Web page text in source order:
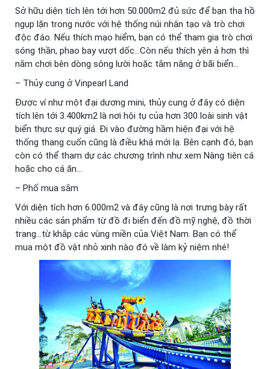
Sở hữu diện tích lên tới hơn 50.000m2 đủ sức để bạn tha hồ
ngụp lặn trong nước với hệ thống núi nhân tạo và trò chơi
độc đáo. Nếu thích mạo hiểm, bạn có thể tham gia trò chơi
sóng thần, phao bay vượt dốc…Còn nếu thích yên ả hơn thì
nằm chơi bên dòng sông lười hoặc tắm nắng ở bãi biển…
– Thủy cung ở Vinpearl Land
Được ví như một đại dương mini, thủy cung ở đây có diện
tích lên tới 3.400km2 là nơi hội tụ của hơn 300 loài sinh vật
biển thực sự quý giá. Đi vào đường hầm hiện đại với hệ
thống thang cuốn cũng là điều khá mới lạ. Bên cạnh đó, bạn
còn có thể tham dự các chương trình như xem Nàng tiên cá
hoặc cho cá ăn…
– Phố mua sắm
Với diện tích hơn 6.000m2 và đây cũng là nơi trưng bày rất
nhiều các sản phẩm từ đồ đi biển đến đồ mỹ nghệ, đồ thời
trang…từ khắp các vùng miền của Việt Nam. Bạn có thể
mua một đồ vật nhỏ xinh nào đó về làm kỷ niệm nhé!